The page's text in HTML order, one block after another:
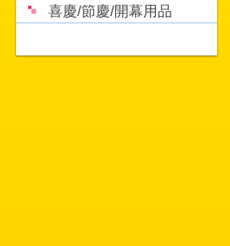
喜慶/節慶/開幕用品